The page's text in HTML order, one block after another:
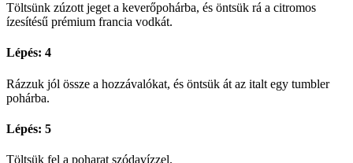
Töltsünk zúzott jeget a keverőpohárba, és öntsük rá a citromos
ízesítésű prémium francia vodkát.
Lépés: 4
Rázzuk jól össze a hozzávalókat, és öntsük át az italt egy tumbler
pohárba.
Lépés: 5
Töltsük fel a poharat szódavízzel.